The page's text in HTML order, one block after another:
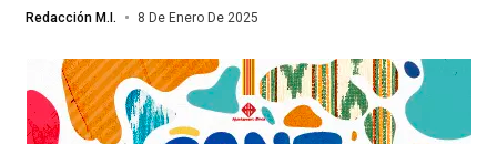
Redacción M.I. 8 De Enero De 2025